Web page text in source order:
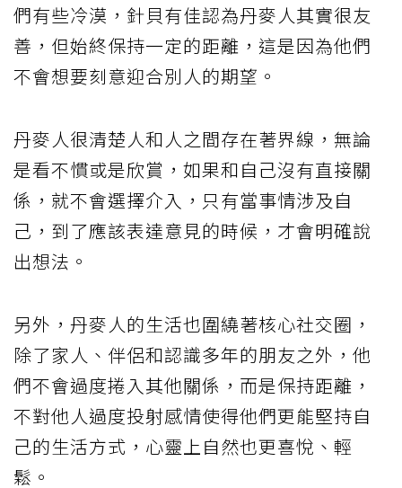
們有些冷漠，針貝有佳認為丹麥人其實很友
善，但始終保持一定的距離，這是因為他們
不會想要刻意迎合別人的期望。
丹麥人很清楚人和人之間存在著界線，無論
是看不慣或是欣賞，如果和自己沒有直接關
係，就不會選擇介入，只有當事情涉及自
己，到了應該表達意見的時候，才會明確說
出想法。
另外，丹麥人的生活也圍繞著核心社交圈，
除了家人、伴侶和認識多年的朋友之外，他
們不會過度捲入其他關係，而是保持距離，
不對他人過度投射感情使得他們更能堅持自
己的生活方式，心靈上自然也更喜悅、輕
鬆。